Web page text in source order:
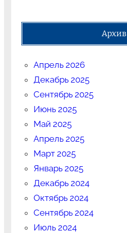
Архив
Апрель 2026
Декабрь 2025
Сентябрь 2025
Июнь 2025
Май 2025
Апрель 2025
Март 2025
Январь 2025
Декабрь 2024
Октябрь 2024
Сентябрь 2024
Июль 2024